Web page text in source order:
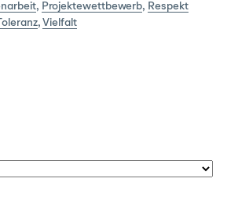
, Projektewettbewerb, Respekt
,Vielfalt